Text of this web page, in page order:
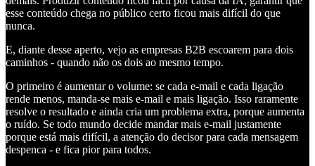
esse conteúdo chega no público certo ficou mais difícil do que
nunca.
E, diante desse aperto, vejo as empresas B2B escoarem para dois
caminhos - quando não os dois ao mesmo tempo.
O primeiro é aumentar o volume: se cada e-mail e cada ligação
rende menos, manda-se mais e-mail e mais ligação. Isso raramente
resolve o resultado e ainda cria um problema extra, porque aumenta
o ruído. Se todo mundo decide mandar mais e-mail justamente
porque está mais difícil, a atenção do decisor para cada mensagem
despenca - e fica pior para todos.